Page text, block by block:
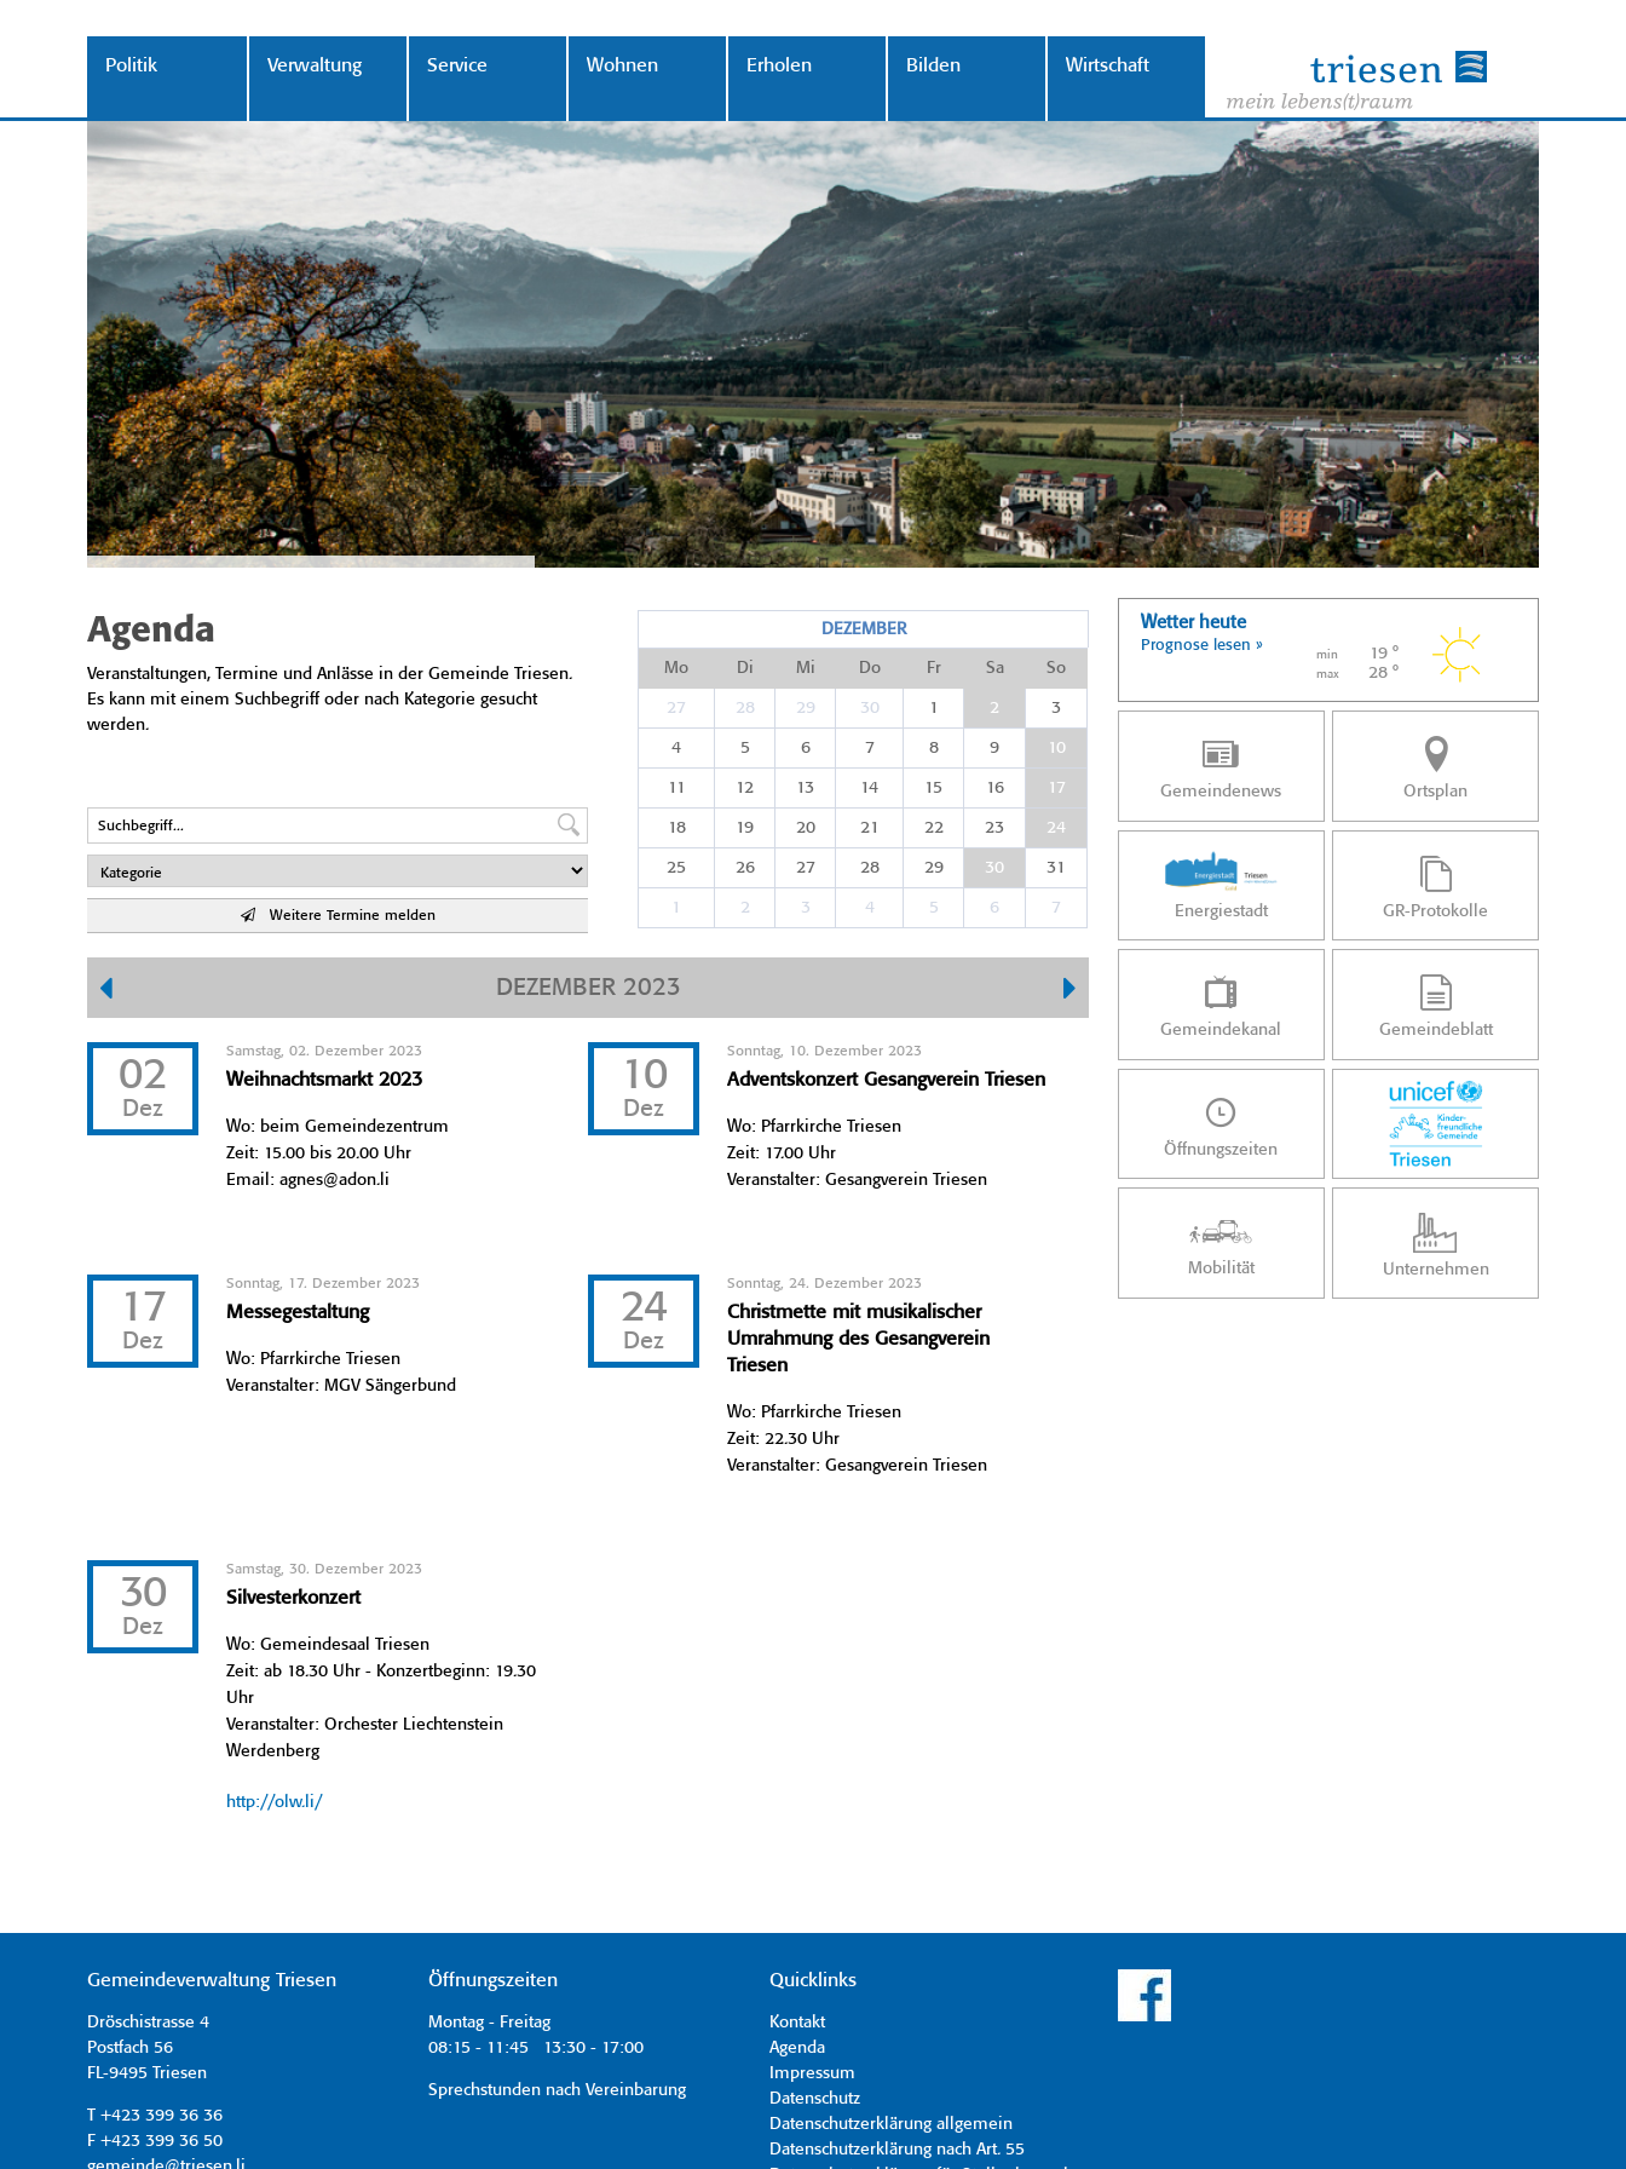
Politik Verwaltung Service Wohnen Erholen Bilden Wirtschaft
Agenda
Veranstaltungen, Termine und Anlässe in der Gemeinde Triesen.
Es kann mit einem Suchbegriff oder nach Kategorie gesucht
werden.
Weitere Termine melden
DEZEMBER
Mo Di Mi Do Fr Sa So
27 28 29 30 1 2 3
4 5 6 7 8 9 10
11 12 13 14 15 16 17
18 19 20 21 22 23 24
25 26 27 28 29 30 31
1 2 3 4 5 6 7
DEZEMBER 2023
02
Dez
Samstag, 02. Dezember 2023
Weihnachtsmarkt 2023
Wo: beim Gemeindezentrum
Zeit: 15.00 bis 20.00 Uhr
Email: agnes@adon.li
10
Dez
Sonntag, 10. Dezember 2023
Adventskonzert Gesangverein Triesen
Wo: Pfarrkirche Triesen
Zeit: 17.00 Uhr
Veranstalter: Gesangverein Triesen
17
Dez
Sonntag, 17. Dezember 2023
Messegestaltung
Wo: Pfarrkirche Triesen
Veranstalter: MGV Sängerbund
24
Dez
Sonntag, 24. Dezember 2023
Christmette mit musikalischer
Umrahmung des Gesangverein
Triesen
Wo: Pfarrkirche Triesen
Zeit: 22.30 Uhr
Veranstalter: Gesangverein Triesen
30
Dez
Samstag, 30. Dezember 2023
Silvesterkonzert
Wo: Gemeindesaal Triesen
Zeit: ab 18.30 Uhr - Konzertbeginn: 19.30
Uhr
Veranstalter: Orchester Liechtenstein
Werdenberg
http://olw.li/
Wetter heute
Prognose lesen »
min 19 °
max 28 °
Gemeindenews Ortsplan
Energiestadt GR-Protokolle
Gemeindekanal Gemeindeblatt
Öffnungszeiten
Mobilität Unternehmen
Gemeindeverwaltung Triesen
Dröschistrasse 4
Postfach 56
FL-9495 Triesen
T +423 399 36 36
F +423 399 36 50
Öffnungszeiten
Montag - Freitag
08:15 - 11:45 13:30 - 17:00
Sprechstunden nach Vereinbarung
Quicklinks
Kontakt
Agenda
Impressum
Datenschutz
Datenschutzerklärung allgemein
Datenschutzerklärung nach Art. 55